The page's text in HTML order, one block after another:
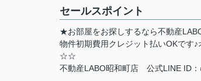
セールスポイント
★お部屋をお探しするなら不動産
物件初期費用クレジット払いOKです
☆☆
不動産LABO昭和町店 公式LINE ID